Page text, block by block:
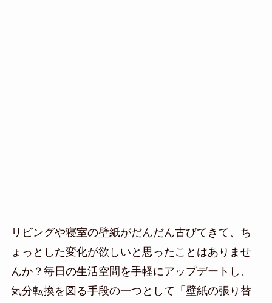
リビングや寝室の壁紙がだんだん古びてきて、ち
ょっとした変化が欲しいと思ったことはありませ
んか？毎日の生活空間を手軽にアップデートし、
気分転換を図る手段の一つとして「壁紙の張り替